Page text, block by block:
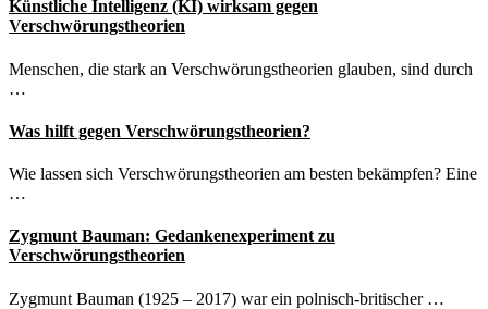
WhatsApp
Künstliche Intelligenz (KI) wirksam gegen
Verschwörungstheorien
Menschen, die stark an Verschwörungstheorien glauben, sind durch
…
Was hilft gegen Verschwörungstheorien?
Wie lassen sich Verschwörungstheorien am besten bekämpfen? Eine
…
Zygmunt Bauman: Gedankenexperiment zu
Verschwörungstheorien
Zygmunt Bauman (1925 – 2017) war ein polnisch-britischer …